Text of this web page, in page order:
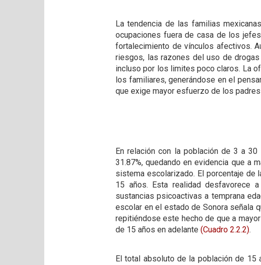
La tendencia de las familias
ocupaciones fuera de casa de los
fortalecimiento de vínculos afectivos.
riesgos, las razones del uso de
incluso por los limites poco claros. La
los familiares, generándose en el
que exige mayor esfuerzo de los
En relación con la población de 3 a
31.87%, quedando en evidencia que a
sistema escolarizado. El porcentaje de
15 años. Esta realidad desfavorece
sustancias psicoactivas a temprana
escolar en el estado de Sonora señala
repitiéndose este hecho de que a
de 15 años en adelante (Cuadro 2.2.2).
El total absoluto de la población de 15